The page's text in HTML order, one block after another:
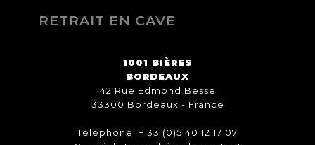
RETRAIT EN CAVE
1001 BIÈRES
BORDEAUX
42 Rue Edmond Besse
33300 Bordeaux - France
Téléphone: + 33 (0)5 40 12 17 07